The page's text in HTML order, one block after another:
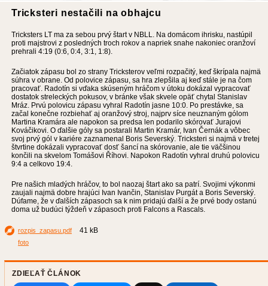
Tricksteri nestačili na obhajcu
Tricksters LT ma za sebou prvý štart v NBLL. Na domácom ihrisku, nastúpil
proti majstrovi z posledných troch rokov a napriek snahe nakoniec oranžoví
prehrali 4:19 (0:6, 0:4, 3:1, 1:8).
Začiatok zápasu bol zo strany Tricksterov veľmi rozpačitý, keď škrípala najmä
súhra v obrane. Od polovice zápasu, sa hra zlepšila aj keď stále je na čom
pracovať. Radotín si vďaka skúseným hráčom v útoku dokázal vypracovať
dostatok streleckých pokusov, v bránke však skvele opäť chytal Stanislav
Mráz. Prvú polovicu zápasu vyhral Radotín jasne 10:0. Po prestávke, sa
začal konečne rozbiehať aj oranžový stroj, najprv síce neuznaným gólom
Martina Kramára ale napokon sa predsa len podarilo skórovať Jurajovi
Kováčikovi. O ďalšie góly sa postarali Martin Kramár, Ivan Černák a vôbec
svoj prvý gól v kariére zaznamenal Boris Severský. Tricksteri si najmä v tretej
štvrtine dokázali vypracovať dosť šancí na skórovanie, ale tie väčšinou
končili na skvelom Tomášovi Říhovi. Napokon Radotín vyhral druhú polovicu
9:4 a celkovo 19:4.
Pre našich mladých hráčov, to bol naozaj štart ako sa patrí. Svojimi výkonmi
zaujali najmä dobre hrajúci Ivan Ivančin, Stanislav Purgát a Boris Severský.
Dúfame, že v ďalších zápasoch sa k nim pridajú ďalší a že prvé body ostanú
doma už budúci týždeň v zápasoch proti Falcons a Rascals.
rozpis_zapasu.pdf 41 kB
foto
ZDIEĽAŤ ČLÁNOK